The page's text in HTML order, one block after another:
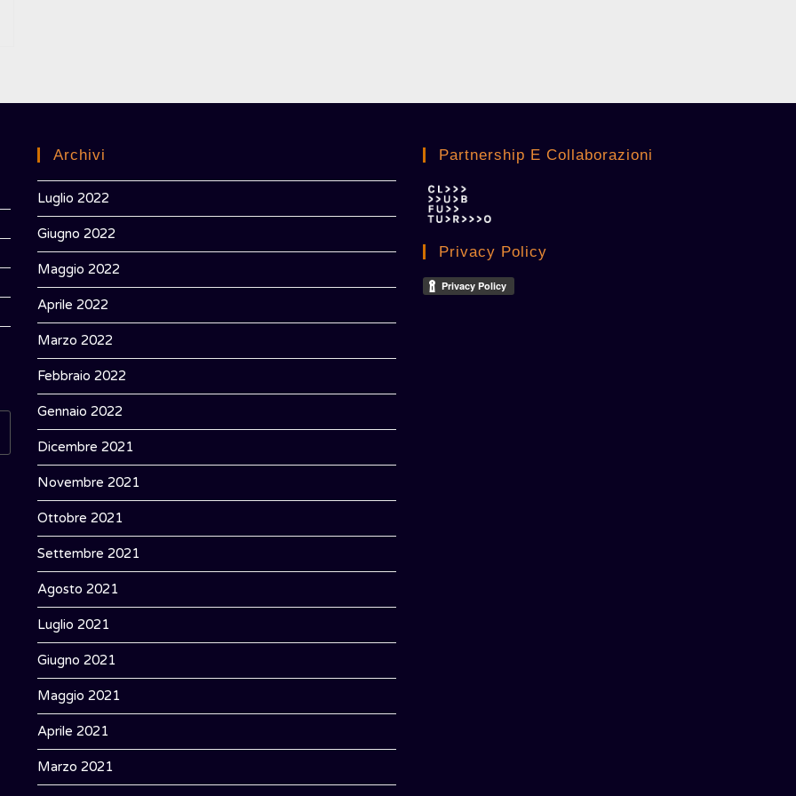
Archivi
Luglio 2022
Giugno 2022
Maggio 2022
Aprile 2022
Marzo 2022
Febbraio 2022
Gennaio 2022
Dicembre 2021
Novembre 2021
Ottobre 2021
Settembre 2021
Agosto 2021
Luglio 2021
Giugno 2021
Maggio 2021
Aprile 2021
Marzo 2021
Partnership E Collaborazioni
Privacy Policy